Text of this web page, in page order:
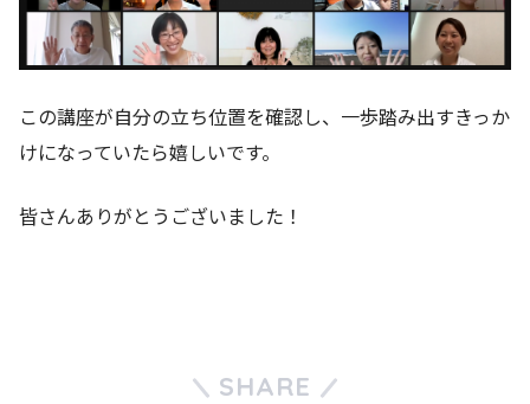
この講座が自分の立ち位置を確認し、一歩踏み出すきっか
けになっていたら嬉しいです。
皆さんありがとうございました！
SHARE